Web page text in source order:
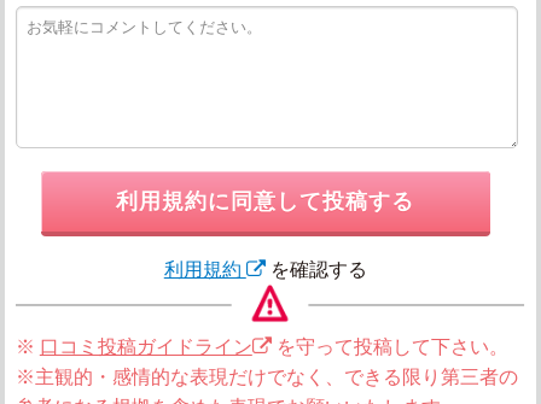
利用規約に同意して投稿する
利用規約 を確認する
※ 口コミ投稿ガイドライン
を守って投稿して下さい。
※主観的・感情的な表現だけでなく、できる限り第三者の